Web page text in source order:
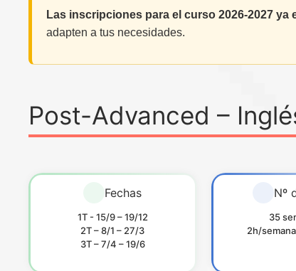
Las inscripciones para el curso 2026-2027 ya
adapten a tus necesidades.
Post-Advanced –
Fechas
1T - 15/9 – 19/12
2T – 8/1 – 27/3
3T – 7/4 – 19/6
Nº
35
2h/